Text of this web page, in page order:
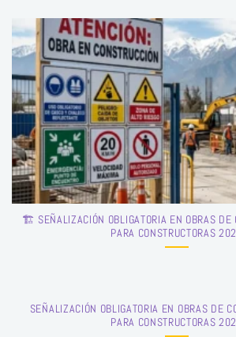
🏗️ SEÑALIZACIÓN OBLIGATORIA EN OBRAS DE
PARA CONSTRUCTORAS
SEÑALIZACIÓN OBLIGATORIA EN OBRAS DE
PARA CONSTRUCTORAS